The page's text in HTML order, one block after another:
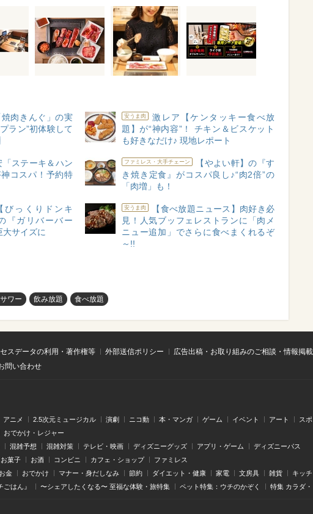
肉きんぐ」の実
ラン”初体験して
安うま肉
激レア【ケンタッキー食べ放
題】が“神内容”！ チキン＆ビスケット
も好きなだけ♪ 現地レポート
「ステーキ＆ハン
コスパ！予約特
ファミレス・大手チェーン
【やよい軒】の『す
き焼き定食』がコスパ良し♪“肉2倍”の
「肉増」も！
びっくりドンキ
『ガリバーバー
大サイズに
安うま肉
【食べ放題ニュース】肉好き必
見！人気ブッフェレストランに「肉メ
ニュー追加」でさらに食べまくれるぞ
～!!
ワー 飲み放題 食べ放題
スデータの利用・著作権等 外部送信ポリシー
広告出稿・お取り組みのご相談・情報掲
問い合わせ
アニメ 2.5次元ミュージカル 演劇 ニコ動 本・マンガ ゲーム イベント アート ス
おでかけ・レジャー
混雑予想 混雑対策 テレビ・映画 ディズニーグッズ アプリ・ゲーム ディズニーパス
お菓子 お酒 コンビニ カフェ・ショップ ファミレス
お金 おでかけ マナー・身だしなみ 節約 ダイエット・健康 家電 文房具 雑貨 キッ
はん』 〜シェアしたくなる〜 至福な体験・旅特集 ペット特集：ウチのかぞく 特集 カラダ